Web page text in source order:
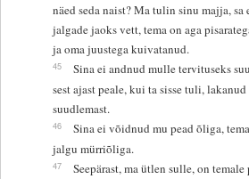
näed seda naist? Ma tulin sinu majja, sa
jalgade jaoks vett, tema on aga
ja oma juustega kuivatanud.
45
Sina ei andnud mulle tervituseks
sest ajast peale, kui ta sisse tuli,
suudlemast.
46
Sina ei võidnud mu pead õliga,
jalgu mürriõliga.
47
Seepärast, ma ütlen sulle, on